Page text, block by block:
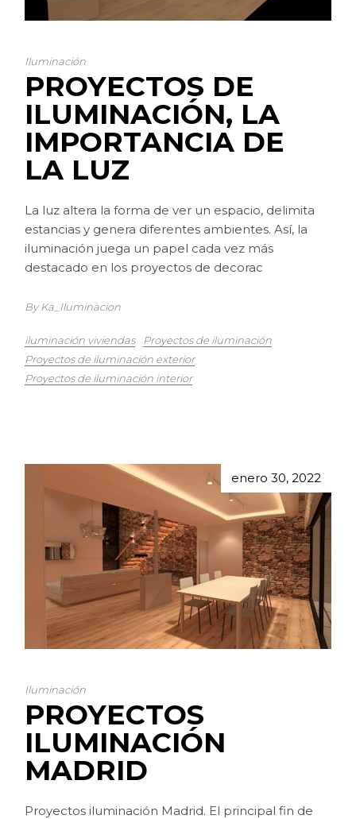
Iluminación
PROYECTOS DE
ILUMINACIÓN, LA
IMPORTANCIA DE
LA LUZ
La luz altera la forma de ver un espacio, delimita
estancias y genera diferentes ambientes. Así, la
iluminación juega un papel cada vez más
destacado en los proyectos de decorac
By Ka_Iluminacion
iluminación viviendas
Proyectos de iluminación
Proyectos de iluminación exterior
Proyectos de iluminación interior
enero 30, 2022
Iluminación
PROYECTOS
ILUMINACIÓN
MADRID
Proyectos iluminación Madrid. El principal fin de